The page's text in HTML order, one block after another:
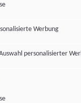
Werbung
personalisierter